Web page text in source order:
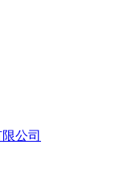
公司